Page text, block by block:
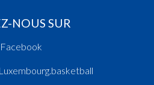
NOUS SUR
Facebook